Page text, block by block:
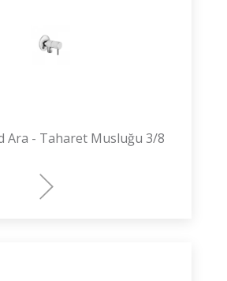
Ara - Taharet Musluğu 3/8